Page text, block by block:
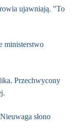
ujawniają. "To
ministerstwo
Przechwycony
słono